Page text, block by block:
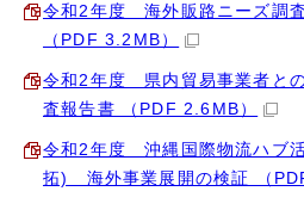
令和2年度 海外販路ニーズ調
（PDF 3.2MB）
令和2年度 県内貿易事業者と
査報告書 （PDF 2.6MB）
令和2年度 沖縄国際物流ハブ
拓) 海外事業展開の検証 （